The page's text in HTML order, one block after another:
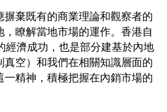
棄既有的商業理論和觀察者的
瞭解當地市場的運作。香港自
經濟成功，也是部分建基於內地
空）和我們在相關知識層面的
精神，積極把握在內銷市場的